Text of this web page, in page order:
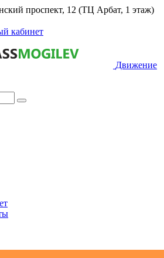
проспект, 12 (ТЦ Арбат, 1 этаж)
кабинет
Движение